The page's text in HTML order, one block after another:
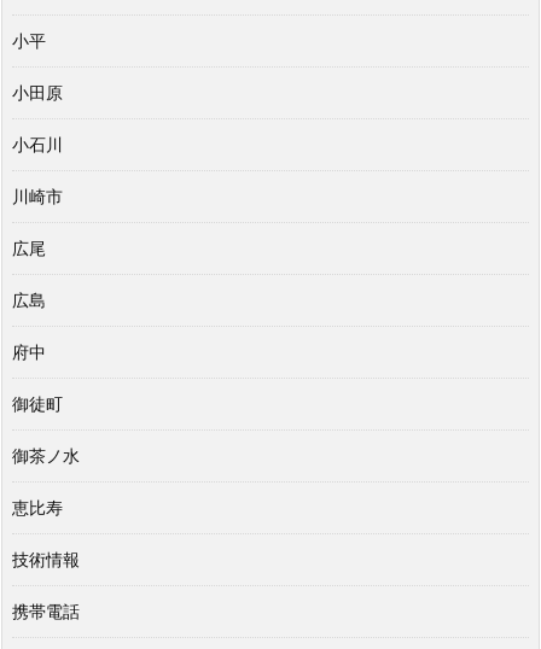
小平
小田原
小石川
川崎市
広尾
広島
府中
御徒町
御茶ノ水
恵比寿
技術情報
携帯電話